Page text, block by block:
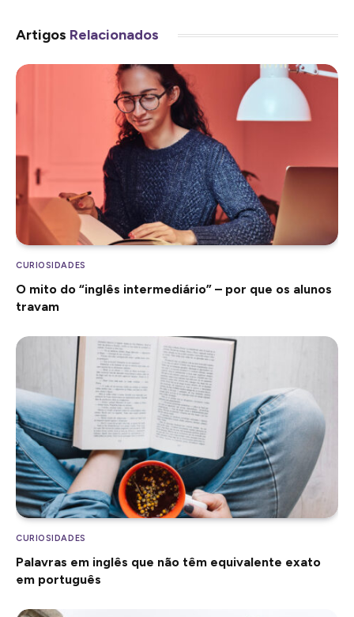
Artigos Relacionados
CURIOSIDADES
O mito do “inglês intermediário” – por que os alunos
travam
CURIOSIDADES
Palavras em inglês que não têm equivalente exato
em português